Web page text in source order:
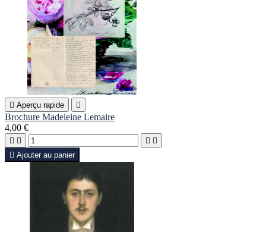
 Aperçu rapide 
Brochure Madeleine Lemaire
4,00 €
   
 Ajouter au panier